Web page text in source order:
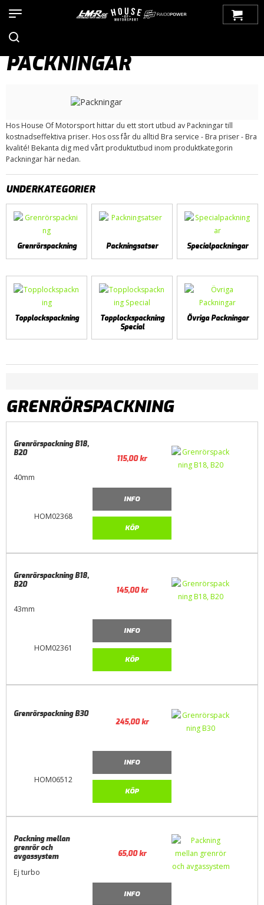
Motor /
Tillbehör
PACKNINGAR
Hos House Of Motorsport hittar du ett stort utbud av Packningar till
kostnadseffektiva priser. Hos oss får du alltid Bra service - Bra priser - Bra
kvalité! Bekanta dig med vårt produktutbud inom produktkategorin
Packningar här nedan.
UNDERKATEGORIER
Grenrörspackning Packningsatser Specialpackningar
Topplockspackning
Topplockspackning
Special
Övriga Packningar
GRENRÖRSPACKNING
HOM02368
Grenrörspackning B18,
B20
40mm
115,00kr
INFO
KÖP
HOM02361
Grenrörspackning B18,
B20
43mm
145,00kr
INFO
KÖP
HOM06512
Grenrörspackning B30
245,00kr
INFO
KÖP
Packning mellan
grenrör och
avgassystem
Ej turbo
65,00kr
INFO